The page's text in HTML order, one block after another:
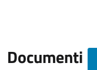
Documenti